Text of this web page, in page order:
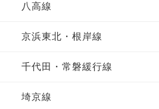
八高線
京浜東北・根岸線
千代田・常磐緩行線
埼京線